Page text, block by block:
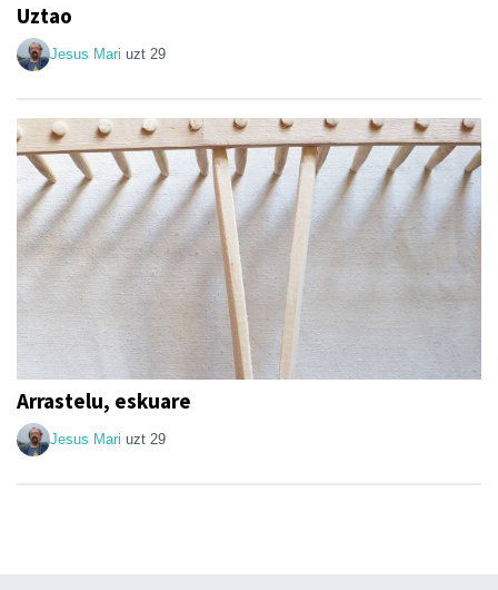
Uztao
Jesus Mari uzt 29
Arrastelu, eskuare
Jesus Mari uzt 29